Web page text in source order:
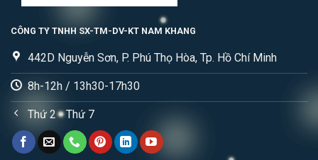
CÔNG TY TNHH SX-TM-DV-KT NAM KHANG
442D Nguyễn Sơn, P. Phú Thọ Hòa, Tp. Hồ Chí Minh
8h-12h / 13h30-17h30
Thứ 2 - Thứ 7